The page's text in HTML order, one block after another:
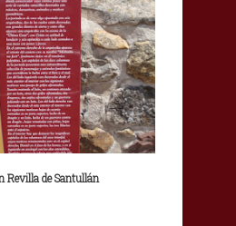
Revilla de Santullán